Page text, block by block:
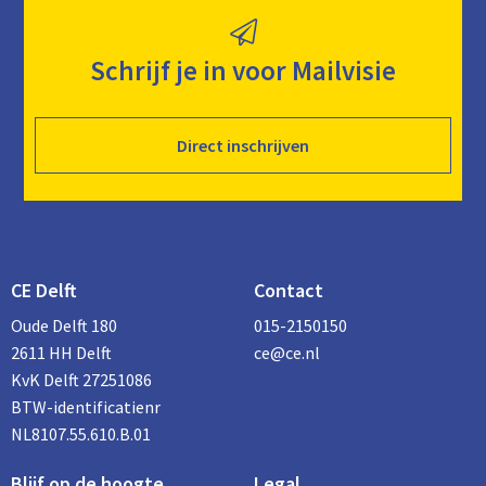
Schrijf je in voor Mailvisie
Direct inschrijven
CE Delft
Oude Delft 180
2611 HH Delft
KvK Delft 27251086
BTW-identificatienr
NL8107.55.610.B.01
Contact
015-2150150
ce@ce.nl